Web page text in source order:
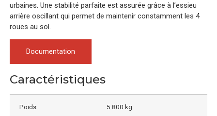
urbaines. Une stabilité parfaite est assurée grâce à l’essieu
arrière oscillant qui permet de maintenir constamment les 4
roues au sol.
Documentation
Caractéristiques
Poids 5 800 kg